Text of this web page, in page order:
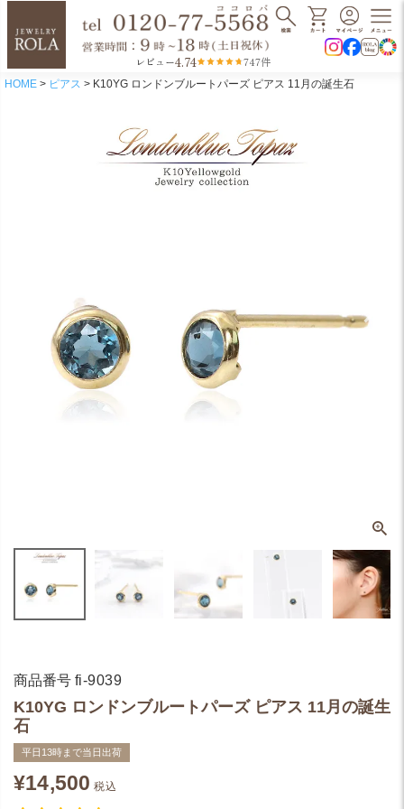
レビュー4.74 747件
HOME ピアス K10YG ロンドンブルートパーズ ピアス 11月の誕生石
商品番号 fi-9039
K10YG ロンドンブルートパーズ ピアス 11月の誕生
石
平日13時まで当日出荷
¥14,500 税込